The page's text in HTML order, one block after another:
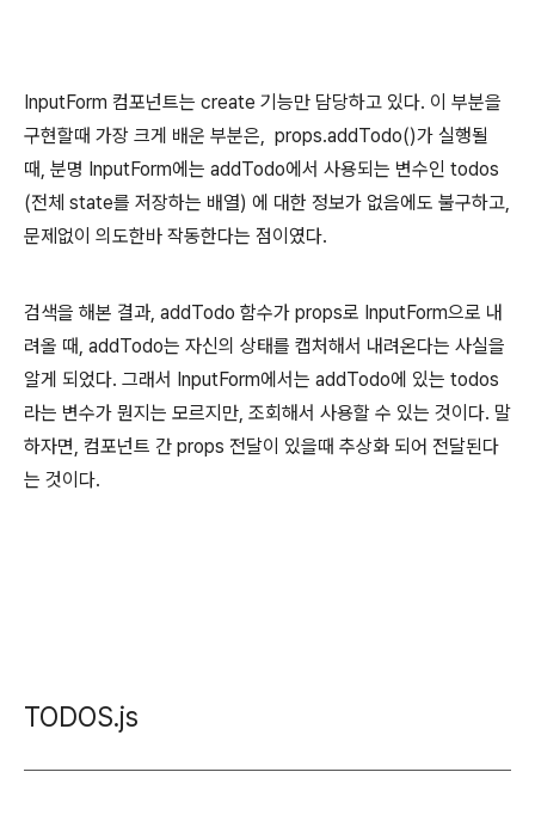
InputForm 컴포넌트는 create 기능만 담당하고 있다. 이 부분을
구현할때 가장 크게 배운 부분은, props.addTodo()가 실행될
때, 분명 InputForm에는 addTodo에서 사용되는 변수인 todos
(전체 state를 저장하는 배열) 에 대한 정보가 없음에도 불구하고,
문제없이 의도한바 작동한다는 점이였다.
검색을 해본 결과, addTodo 함수가 props로 InputForm으로 내
려올 때, addTodo는 자신의 상태를 캡처해서 내려온다는 사실을
알게 되었다. 그래서 InputForm에서는 addTodo에 있는 todos
라는 변수가 뭔지는 모르지만, 조회해서 사용할 수 있는 것이다. 말
하자면, 컴포넌트 간 props 전달이 있을때 추상화 되어 전달된다
는 것이다.
TODOS.js